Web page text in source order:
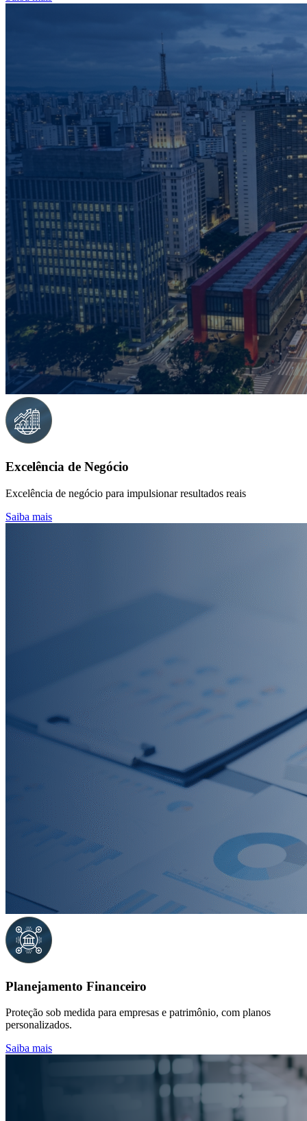
Excelência de Negócio
Excelência de negócio para impulsionar resultados reais
Saiba mais
Planejamento Financeiro
Proteção sob medida para empresas e patrimônio, com planos
personalizados.
Saiba mais